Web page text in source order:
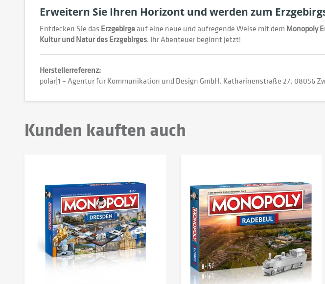
Erweitern Sie Ihren Horizont und werden zum
Entdecken Sie das Erzgebirgeauf eine neue und aufregende Weise mit dem Monopoly
Kultur und Natur des Erzgebirges. Ihr Abenteuer beginnt jetzt!
Herstellerreferenz:
polar|1 – Agentur für Kommunikation und Design GmbH Katharinenstraße 27 08056
Kunden kauften auch